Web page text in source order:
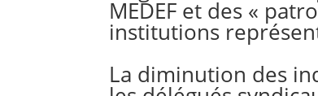
MEDEF et des «
institutions
La diminution des